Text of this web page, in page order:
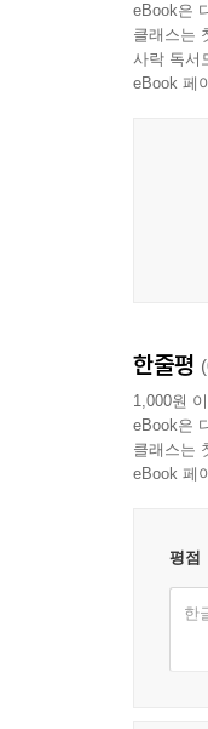
eBook은
클래스는
사락 독서
eBook 페
한줄평
1,000원
eBook은
클래스는
eBook 페
평점
한